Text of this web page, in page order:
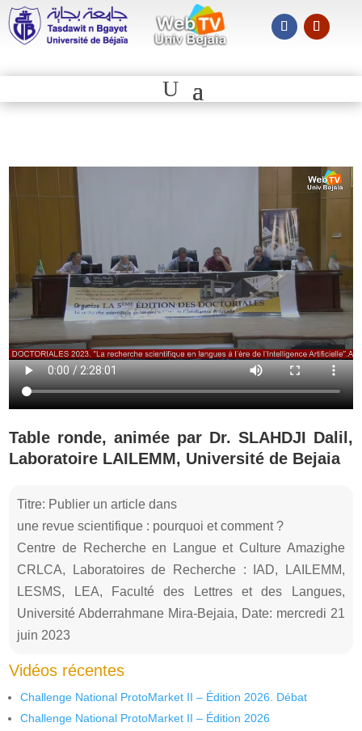
Table ronde, animée par Dr. SLAHDJI Dalil,
Laboratoire LAILEMM, Université de Bejaia
Titre: Publier un article dans
une revue scientifique : pourquoi et comment ?
Centre de Recherche en Langue et Culture Amazighe
CRLCA, Laboratoires de Recherche : IAD, LAILEMM,
LESMS, LEA, Faculté des Lettres et des Langues,
Université Abderrahmane Mira-Bejaia, Date: mercredi 21
juin 2023
Vidéos récentes
Challenge National ProtoMarket II – Édition 2026. Débat
Challenge National ProtoMarket II – Édition 2026